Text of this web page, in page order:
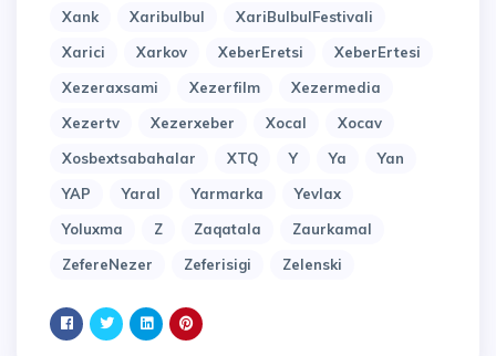
Xank
Xaribulbul
XariBulbulFestivali
Xarici
Xarkov XeberEretsi
XeberErtesi
Xezeraxsami
Xezerfilm
Xezermedia
Xezertv
Xezerxeber Xocal
Xocav
Xosbextsabahalar
XTQ Y Ya
Yan
YAP
Yaral Yarmarka
Yevlax
Yoluxma
Z Zaqatala
Zaurkamal
ZefereNezer
Zeferisigi Zelenski